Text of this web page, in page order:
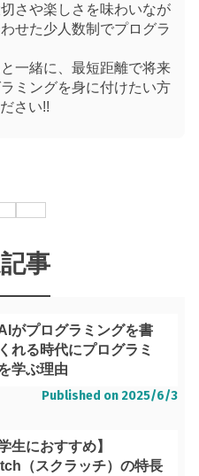
さや楽しさを味わいなが
せた少人数制でプログラ
一緒に、最短距離で将来
ミングを身に付けたい方
さい!!
事
がプログラミングを書
れる時代にプログラミ
学ぶ理由
Published on 2025/6/3
生におすすめ】
（スクラッチ）の特長